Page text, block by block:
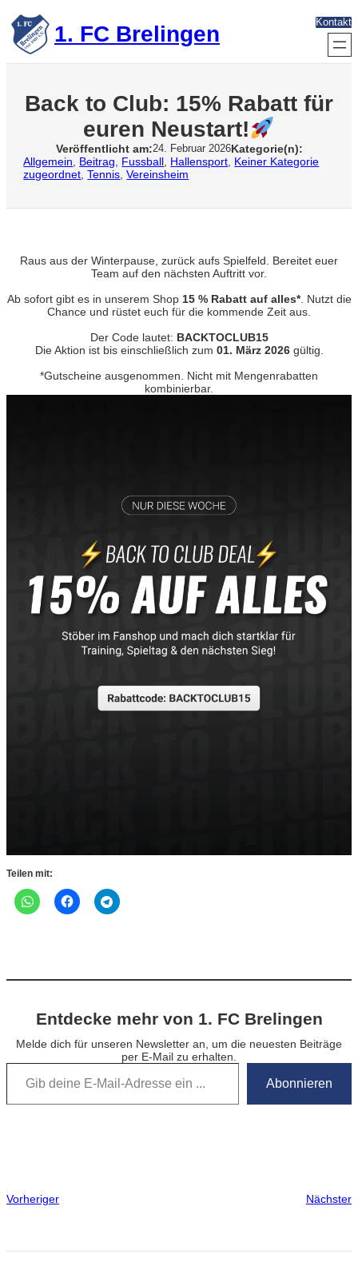
Zum
Inhalt
springen 1. FC Brelingen Kontakt
Back to Club: 15% Rabatt für
euren Neustart!
Veröffentlicht am:24. Februar 2026Kategorie(n):
Allgemein
Beitrag Fussball Hallensport Keiner Kategorie
zugeordnet , Tennis , Vereinsheim
Raus aus der Winterpause, zurück aufs Spielfeld. Bereitet euer
Team auf den nächsten Auftritt vor.
Ab sofort gibt es in unserem Shop 15 % Rabatt auf alles*. Nutzt die
Chance und rüstet euch für die kommende Zeit aus.
Der Code lautet: BACKTOCLUB15
Die Aktion ist bis einschließlich zum 01. März 2026gültig.
*Gutscheine ausgenommen. Nicht mit Mengenrabatten
kombinierbar.
Teilen mit:
Entdecke mehr von 1. FC Brelingen
Melde dich für unseren Newsletter an, um die neuesten Beiträge
per E-Mail zu erhalten.
Gib deine E-Mail-Adresse ein …
Abonnieren
Vorheriger Nächster